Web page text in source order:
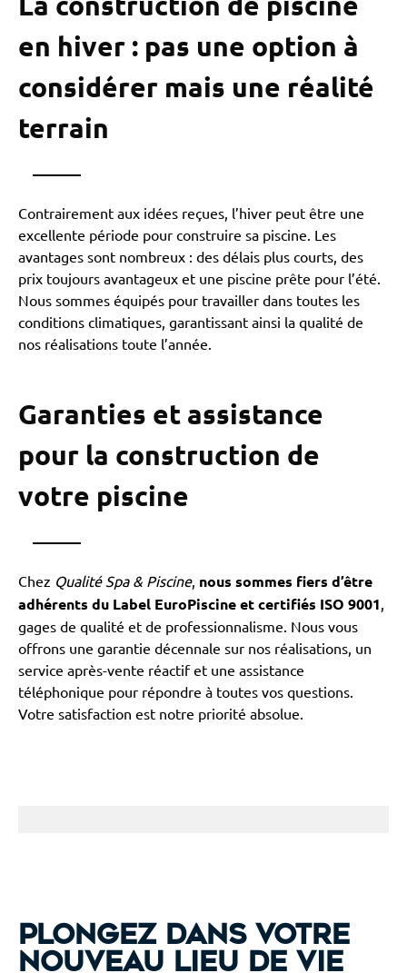
en hiver : pas une option à
considérer mais une réalité
terrain
Contrairement aux idées reçues, l’hiver peut être une
excellente période pour construire sa piscine. Les
avantages sont nombreux : des délais plus courts, des
prix toujours avantageux et une piscine prête pour l’été.
Nous sommes équipés pour travailler dans toutes les
conditions climatiques, garantissant ainsi la qualité de
nos réalisations toute l’année.
Garanties et assistance
pour la construction de
votre piscine
Chez Qualité Spa & Piscine, nous sommes fiers d’être
adhérents du Label EuroPiscine et certifiés ISO 9001,
gages de qualité et de professionnalisme. Nous vous
offrons une garantie décennale sur nos réalisations, un
service après-vente réactif et une assistance
téléphonique pour répondre à toutes vos questions.
Votre satisfaction est notre priorité absolue.
Plongez dans votre
nouveau lieu de vie